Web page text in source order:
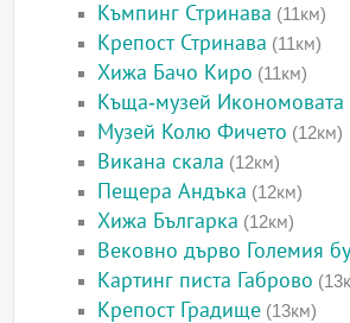
Къмпинг Стринава (11км)
Крепост Стринава (11км)
Хижа Бачо Киро (11км)
Къща-музей
Музей Колю Фичето (12км)
Викана скала (12км)
Пещера Андъка (12км)
Хижа Българка (12км)
Вековно дърво Големия
Картинг писта Габрово
Крепост Градище (13км)